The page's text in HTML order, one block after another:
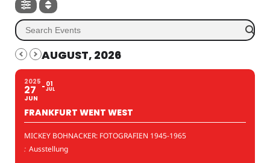
AUGUST, 2026
2025
27
JUN
01
JUL
FRANKFURT WENT WEST
MICKEY BOHNACKER: FOTOGRAFIEN 1945-1965
: Ausstellung